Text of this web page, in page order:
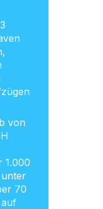
von
1.000
70